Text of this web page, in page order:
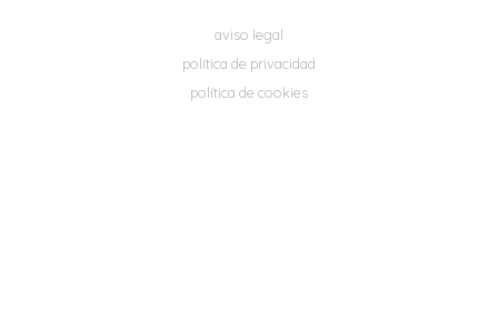
aviso legal
política de privacidad
política de cookies